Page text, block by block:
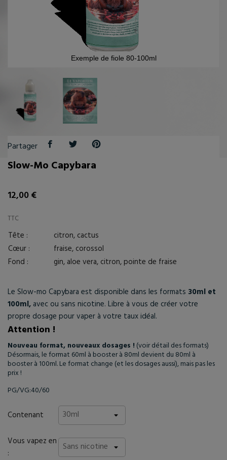
Exemple de fiole 80-100ml
Partager
Slow-Mo Capybara
12,00 €
TTC
Tête :
citron, cactus
Cœur :
fraise, corossol
Fond :
gin, aloe vera, citron, pointe de fraise
Le Slow-mo Capybara est disponible dans les formats 30ml et
100ml, avec ou sans nicotine. Libre à vous de créer votre
propre dosage pour vaper à votre taux idéal.
Attention !
Nouveau format, nouveaux dosages ! (voir détail des formats)
Désormais, le format 60ml à booster à 80ml devient du 80ml à
booster à 100ml. Le format change (et les dosages aussi), mais pas les
prix !
PG/VG:40/60
Contenant
Vous vapez en
: